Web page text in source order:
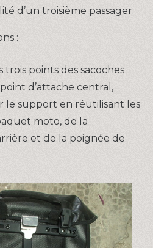
d’un troisième passager.
:
points des sacoches
d’attache central,
le support en réutilisant les
moto, de la
et de la poignée de